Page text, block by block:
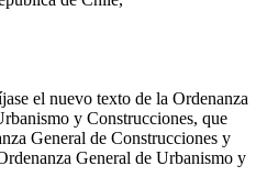
el nuevo texto de la Ordenanza
y Construcciones, que
General de Construcciones y
General de Urbanismo y